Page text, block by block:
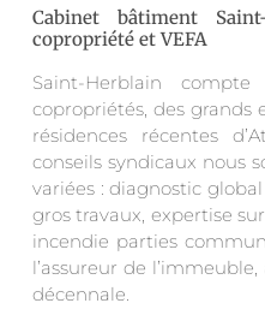
Cabinet bâtiment
copropriété et VEFA
Saint-Herblain
copropriétés, des grands
résidences récentes
conseils syndicaux nous
variées : diagnostic
gros travaux, expertise
incendie parties
l’assureur de
décennale.